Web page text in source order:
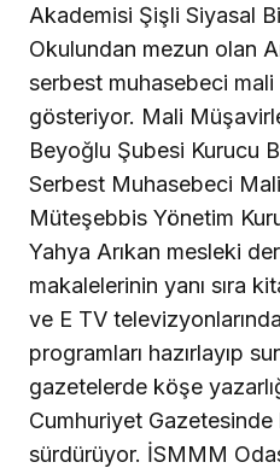
Akademisi Şişli Siyasal
Okulundan mezun olan
serbest muhasebeci
gösteriyor. Mali
Beyoğlu Şubesi Kurucu
Serbest Muhasebeci Mali
Müteşebbis Yönetim
Yahya Arıkan mesleki
makalelerinin yanı sıra
ve E TV
programları hazırlayıp
gazetelerde köşe
Cumhuriyet Gazetesinde
sürdürüyor. İSMMM